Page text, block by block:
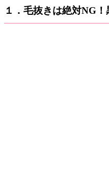
１．毛抜きは絶対NG